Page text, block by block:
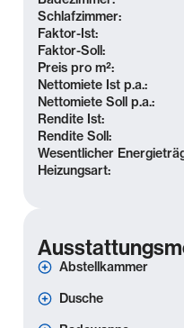
Umgebung
Innenstadt, zum
Stadtteile. Auch mit
Leipziger Zentrum in
Der Stadtteil bietet
Erholungsflächen,
für Spaziergänge,
aus urbaner Nähe,
Ausstattung
Schlafzimmer:
Faktor-Ist:
Faktor-Soll:
Preis pro m²:
Nettomiete Ist p.a.:
Nettomiete Soll p.a.:
Rendite Ist:
Rendite Soll:
Wesentlicher
Heizungsart:
Abstellkammer
Dusche